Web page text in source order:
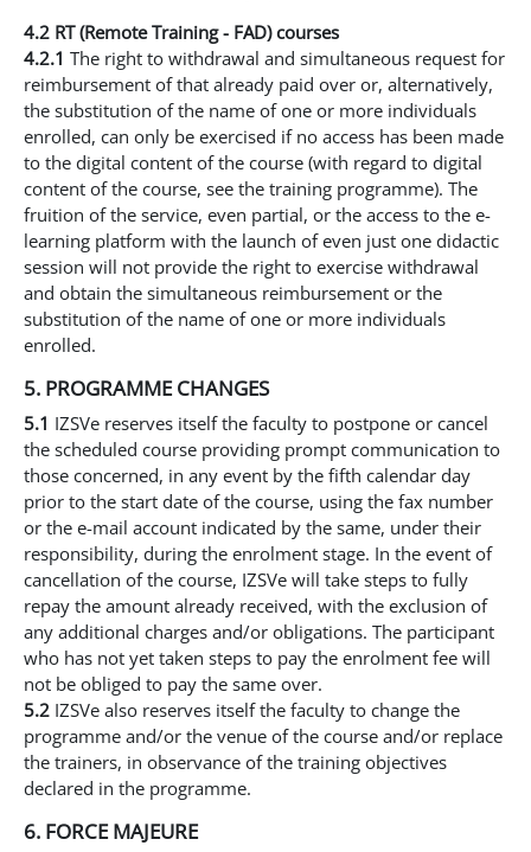
4.2 RT (Remote Training - FAD) courses
4.2.1 The right to withdrawal and simultaneous request for
reimbursement of that already paid over or, alternatively,
the substitution of the name of one or more individuals
enrolled, can only be exercised if no access has been made
to the digital content of the course (with regard to digital
content of the course, see the training programme). The
fruition of the service, even partial, or the access to the e-
learning platform with the launch of even just one didactic
session will not provide the right to exercise withdrawal
and obtain the simultaneous reimbursement or the
substitution of the name of one or more individuals
enrolled.
5. PROGRAMME CHANGES
5.1 IZSVe reserves itself the faculty to postpone or cancel
the scheduled course providing prompt communication to
those concerned, in any event by the fifth calendar day
prior to the start date of the course, using the fax number
or the e-mail account indicated by the same, under their
responsibility, during the enrolment stage. In the event of
cancellation of the course, IZSVe will take steps to fully
repay the amount already received, with the exclusion of
any additional charges and/or obligations. The participant
who has not yet taken steps to pay the enrolment fee will
not be obliged to pay the same over.
5.2 IZSVe also reserves itself the faculty to change the
programme and/or the venue of the course and/or replace
the trainers, in observance of the training objectives
declared in the programme.
6. FORCE MAJEURE